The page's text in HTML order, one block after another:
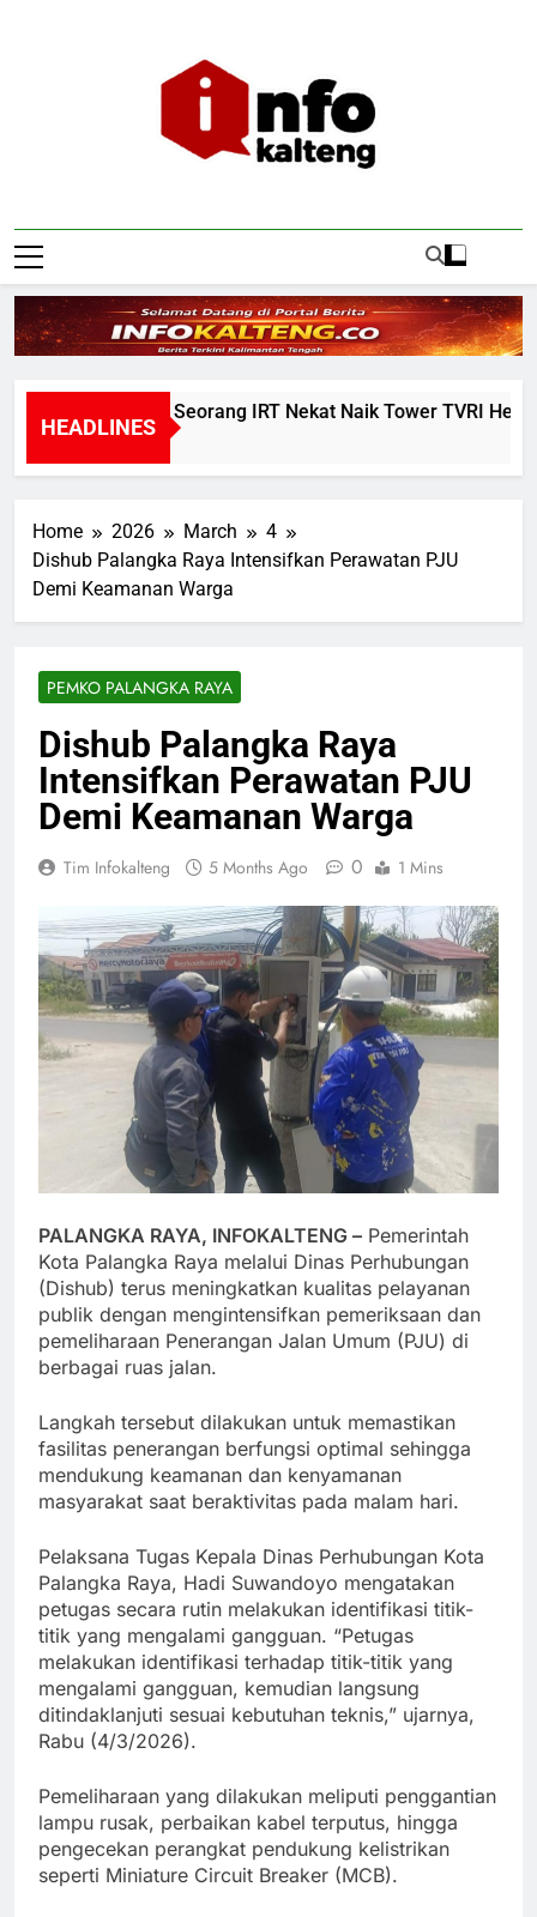
Infokalteng
HEADLINES
Warga Geger, Seorang IRT Nekat Naik Tower TVRI Hendak
9 Hours Ago
Home 2026 March
4
Dishub Palangka Raya Intensifkan Perawatan PJU
Demi Keamanan Warga
PEMKO PALANGKA RAYA
Dishub Palangka Raya
Intensifkan Perawatan PJU
Demi Keamanan Warga
Tim Infokalteng 5 Months Ago 0 1 Mins
PALANGKA RAYA, INFOKALTENG – Pemerintah
Kota Palangka Raya melalui Dinas Perhubungan
(Dishub) terus meningkatkan kualitas pelayanan
publik dengan mengintensifkan pemeriksaan dan
pemeliharaan Penerangan Jalan Umum (PJU) di
berbagai ruas jalan.
Langkah tersebut dilakukan untuk memastikan
fasilitas penerangan berfungsi optimal sehingga
mendukung keamanan dan kenyamanan
masyarakat saat beraktivitas pada malam hari.
Pelaksana Tugas Kepala Dinas Perhubungan Kota
Palangka Raya, Hadi Suwandoyo mengatakan
petugas secara rutin melakukan identifikasi titik-
titik yang mengalami gangguan. “Petugas
melakukan identifikasi terhadap titik-titik yang
mengalami gangguan, kemudian langsung
ditindaklanjuti sesuai kebutuhan teknis,” ujarnya,
Rabu (4/3/2026).
Pemeliharaan yang dilakukan meliputi penggantian
lampu rusak, perbaikan kabel terputus, hingga
pengecekan perangkat pendukung kelistrikan
seperti Miniature Circuit Breaker (MCB).